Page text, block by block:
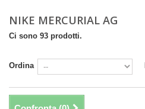
NIKE MERCURIAL AG
Ci sono 93 prodotti.
Ordina